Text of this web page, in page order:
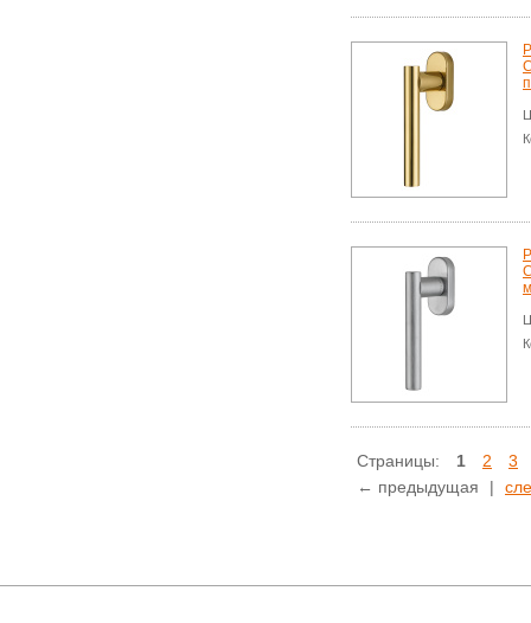
Страницы: 1 2
3
← предыдущая
|